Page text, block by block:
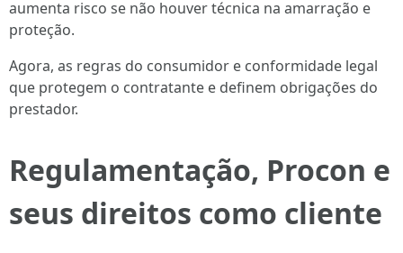
aumenta risco se não houver técnica na amarração e
proteção.
Agora, as regras do consumidor e conformidade legal
que protegem o contratante e definem obrigações do
prestador.
Regulamentação, Procon e
seus direitos como cliente